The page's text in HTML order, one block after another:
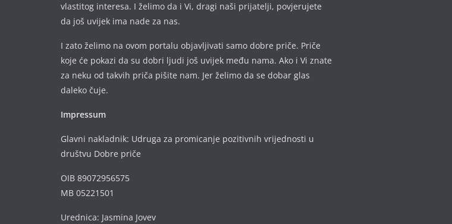
vlastitog interesa. I želimo da i Vi, dragi naši prijatelji, povjerujete
da još uvijek ima nade za nas.
I zato želimo na ovom portalu objavljivati samo dobre priče. Priče
koje će pokazi da su dobri ljudi još uvijek među nama. Ako i Vi znate
za neku od takvih priča pišite nam. Jer želimo da se dobar glas
daleko čuje.
Impressum
Glavni nakladnik: Udruga za promicanje pozitivnih vrijednosti u
društvu Dobre priče
OIB 89072956575
MB 05221501
Urednica: Jasmina Jovev